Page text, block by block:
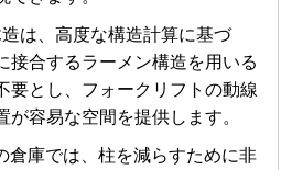
は、高度な構造計算に基づ
接合するラーメン構造を用いる
要とし、フォークリフトの動線
が容易な空間を提供します。
倉庫では、柱を減らすために非